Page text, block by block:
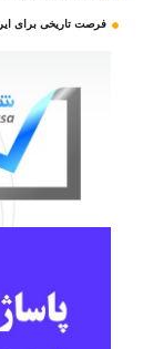
فرصت تاریخی برای ایران؛ از صندوق ۳۰۰ میلیارد